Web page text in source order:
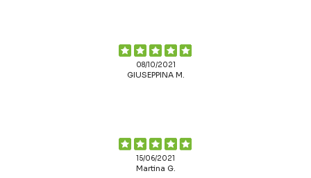
08/10/2021
GIUSEPPINA M.
15/06/2021
Martina G.